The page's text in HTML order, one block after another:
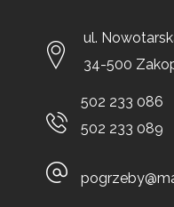
ul.
34-500
502 233 086
502 233 089